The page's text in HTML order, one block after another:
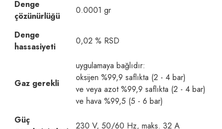
Denge
çözünürlüğü
0.0001 gr
Denge
hassasiyeti
0,02 % RSD
Gaz gerekli
uygulamaya bağlıdır:
oksijen %99,9 saflıkta (2 - 4 bar)
ve veya azot %99,9 saflıkta (2 - 4 bar)
ve hava %99,5 (5 - 6 bar)
Güç
230 V, 50/60 Hz, maks. 32 A